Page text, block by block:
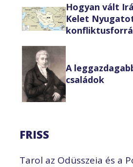
Hogyan vált
Kelet
A
családok
FRISS
Tarol az Odüsszeia és a